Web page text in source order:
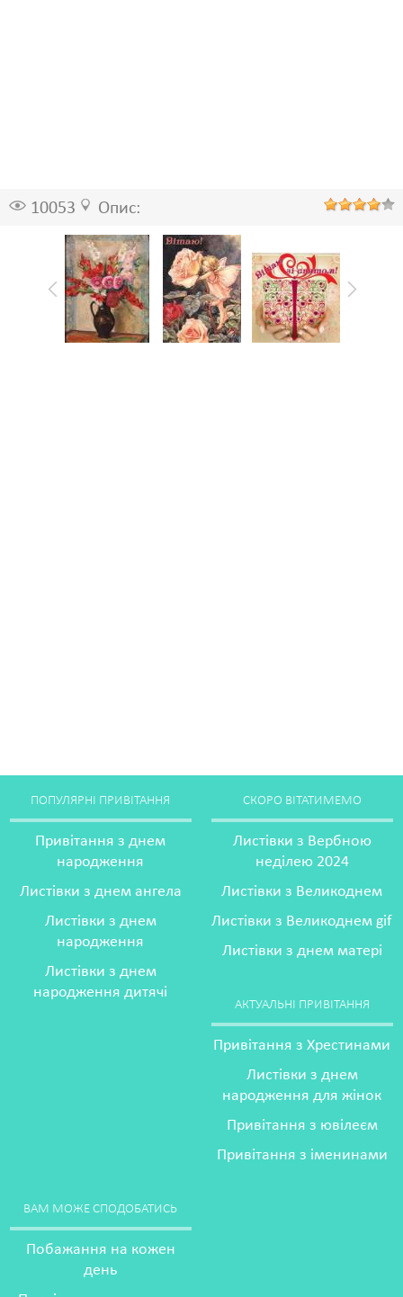
10053 Опис:
ПОПУЛЯРНІ ПРИВІТАННЯ
Привітання з днем
народження
Листівки з днем ангела
Листівки з днем
народження
Листівки з днем
народження дитячі
СКОРО ВІТАТИМЕМО
Листівки з Вербною
неділею 2024
Листівки з Великоднем
Листівки з Великоднем gif
Листівки з днем матері
АКТУАЛЬНІ ПРИВІТАННЯ
Привітання з Хрестинами
Листівки з днем
народження для жінок
Привітання з ювілеєм
Привітання з іменинами
ВАМ МОЖЕ СПОДОБАТИСЬ
Побажання на кожен
день